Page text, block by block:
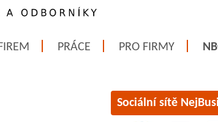
PRÁCE PRO FIRMY
Sociální sítě